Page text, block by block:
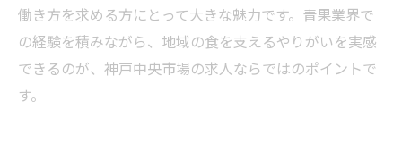
働き方を求める方にとって大きな魅力です。青果業界で
の経験を積みながら、地域の食を支えるやりがいを実感
できるのが、神戸中央市場の求人ならではのポイントで
す。